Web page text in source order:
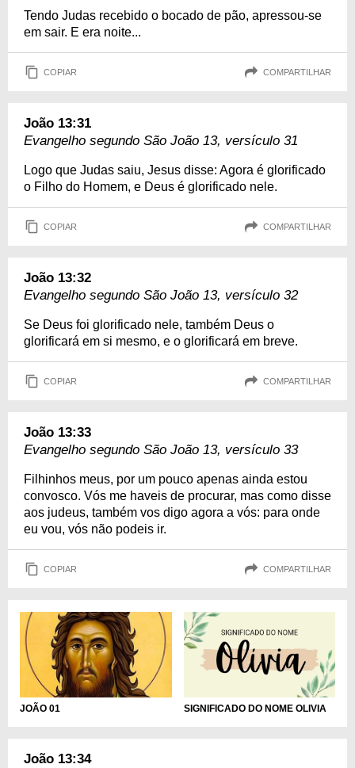
Tendo Judas recebido o bocado de pão, apressou-se
em sair. E era noite...
COPIAR COMPARTILHAR
João 13:31
Evangelho segundo São João 13, versículo 31
Logo que Judas saiu, Jesus disse: Agora é glorificado
o Filho do Homem, e Deus é glorificado nele.
COPIAR COMPARTILHAR
João 13:32
Evangelho segundo São João 13, versículo 32
Se Deus foi glorificado nele, também Deus o
glorificará em si mesmo, e o glorificará em breve.
COPIAR COMPARTILHAR
João 13:33
Evangelho segundo São João 13, versículo 33
Filhinhos meus, por um pouco apenas ainda estou
convosco. Vós me haveis de procurar, mas como disse
aos judeus, também vos digo agora a vós: para onde
eu vou, vós não podeis ir.
COPIAR COMPARTILHAR
JOÃO 01 SIGNIFICADO DO NOME OLIVIA
João 13:34